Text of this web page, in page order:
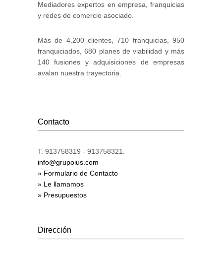
Mediadores expertos en empresa, franquicias
y redes de comercio asociado.
Más de 4.200 clientes, 710 franquicias, 950
franquiciados, 680 planes de viabilidad y más
140 fusiones y adquisiciones de empresas
avalan nuestra trayectoria.
Contacto
T. 913758319 - 913758321.
info@grupoius.com
» Formulario de Contacto
» Le llamamos
» Presupuestos
Dirección